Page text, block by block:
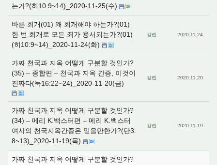
는가?(히10:9~14)_2020-11-25(수)
바른 회개(01) 왜 회개해야 하는가?(01)
한 번 회개로 모든 죄가 용서되는가?(01)
(히10:9~14)_2020-11-24(화)
갈렙 2020.11.24
가짜 천국과 지옥 어떻게 구분할 것인가?
(35) – 종합편 – 천국과 지옥 간증, 이것이
진짜다(눅16:22~24)_2020-11-20(금)
갈렙 2020.11.20
가짜 천국과 지옥 어떻게 구분할 것인가?
(34) – 메리 K.백스터편 – 메리 K.백스터
여사의 천국지옥간증은 믿을만한가?(단3:
8~13)_2020-11-19(목)
갈렙 2020.11.19
가짜 천국과 지옥 어떻게 구분할 것인가?